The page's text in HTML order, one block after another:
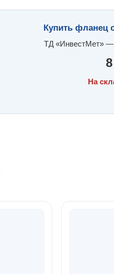
Купить фланец
ТД «ИнвестМет» —
На